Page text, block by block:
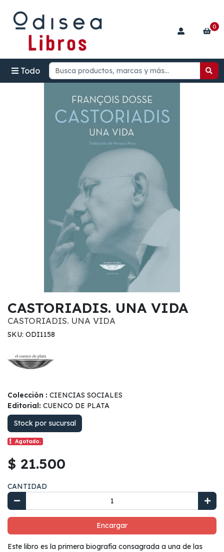
Todo
0
CASTORIADIS. UNA VIDA
CASTORIADIS. UNA VIDA
SKU: ODI1158
Colección : CIENCIAS SOCIALES
Editorial: CUENCO DE PLATA
Stock por sucursal
Agotado.
$ 21.500
CANTIDAD
Encargar
Este libro es la primera biografía consagrada a una de las